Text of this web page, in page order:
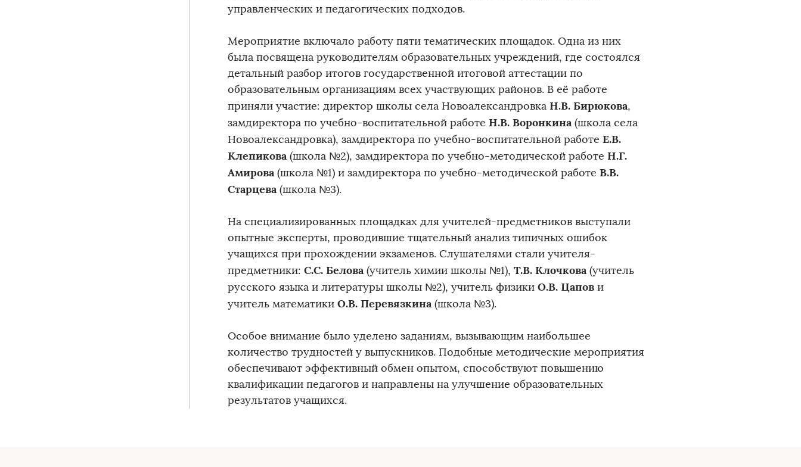
управленческих и педагогических подходов.
Мероприятие включало работу пяти тематических площадок. Одна из них
была посвящена руководителям образовательных учреждений, где состоялся
детальный разбор итогов государственной итоговой аттестации по
образовательным организациям всех участвующих районов. В её работе
приняли участие: директор школы села Новоалександровка Н.В. Бирюкова,
замдиректора по учебно-воспитательной работе Н.В. Воронкина(школа села
Новоалександровка), замдиректора по учебно-воспитательной работе Е.В.
Клепикова(школа №2), замдиректора по учебно-методической работе Н.Г.
Амирова(школа №1) и замдиректора по учебно-методической работе В.В.
Старцева(школа №3).
На специализированных площадках для учителей-предметников выступали
опытные эксперты, проводившие тщательный анализ типичных ошибок
учащихся при прохождении экзаменов. Слушателями стали учителя-
предметники: С.С. Белова(учитель химии школы №1), Т.В. Клочкова(учитель
русского языка и литературы школы №2), учитель физики О.В. Цапов и
учитель математики О.В. Перевязкина(школа №3).
Особое внимание было уделено заданиям, вызывающим наибольшее
количество трудностей у выпускников. Подобные методические мероприятия
обеспечивают эффективный обмен опытом, способствуют повышению
квалификации педагогов и направлены на улучшение образовательных
результатов учащихся.